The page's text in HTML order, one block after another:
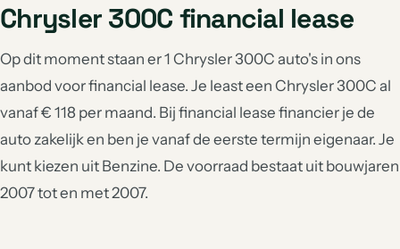
Chrysler 300C financial lease
Op dit moment staan er 1 Chrysler 300C auto's in ons
aanbod voor financial lease. Je least een Chrysler 300C al
vanaf € 118 per maand. Bij financial lease financier je de
auto zakelijk en ben je vanaf de eerste termijn eigenaar. Je
kunt kiezen uit Benzine. De voorraad bestaat uit bouwjaren
2007 tot en met 2007.